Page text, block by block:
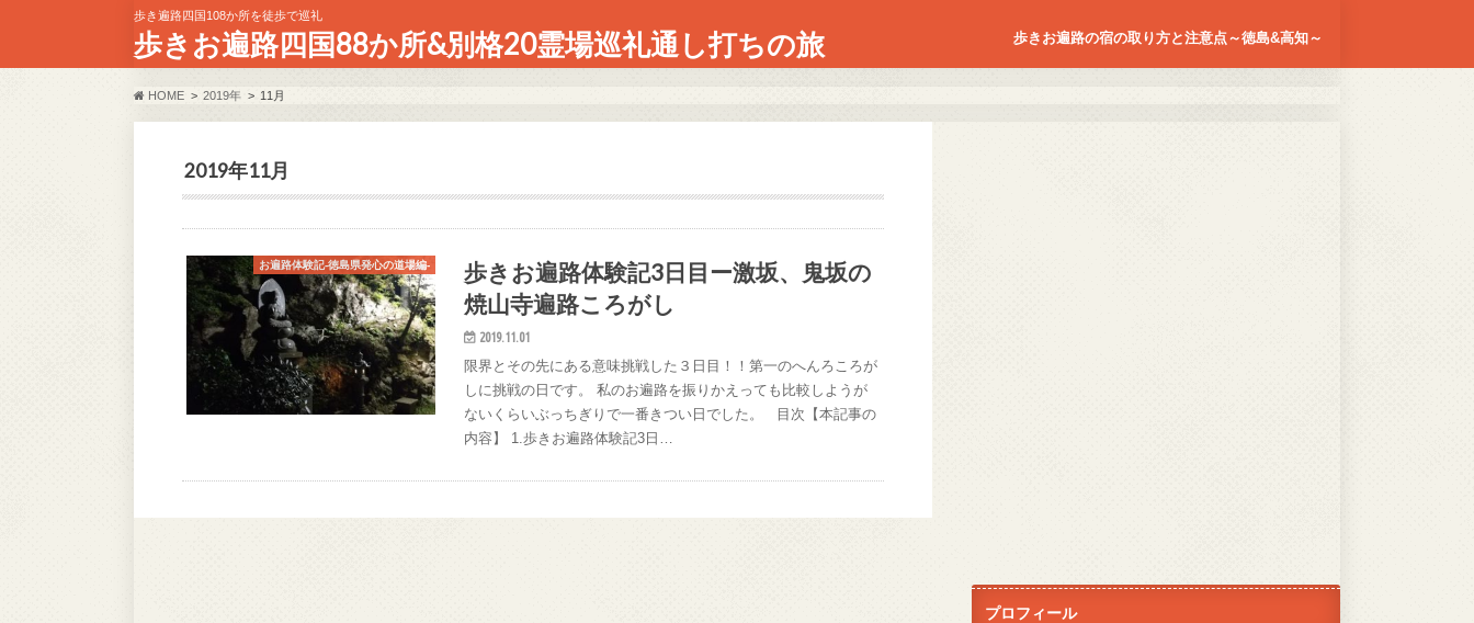
歩き遍路四国108か所を徒歩で巡礼
歩きお遍路四国88か所&別格20霊場巡礼通し打ちの旅 歩きお遍路の宿の取り方と注意点～徳島&高知～
HOME 2019年 11月
2019年11月
お遍路体験記-徳島県発心の道場編-
歩きお遍路体験記3日目ー激坂、鬼坂の
焼山寺遍路ころがし
2019.11.01
限界とその先にある意味挑戦した３日目！！第一のへんろころが
しに挑戦の日です。 私のお遍路を振りかえっても比較しようが
ないくらいぶっちぎりで一番きつい日でした。 目次【本記事の
内容】 1.歩きお遍路体験記3日…
プロフィール